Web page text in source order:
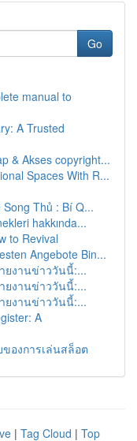
Go
manual to
A Trusted
& Akses copyright...
Spaces With R...
Thủ : Bí Q...
hakkında...
to Revival
Angebote Bin...
ยงานข่าววันนี้:...
ยงานข่าววันนี้:...
ยงานข่าววันนี้:...
A
องการเล่นสล็อต
| Tag Cloud | Top